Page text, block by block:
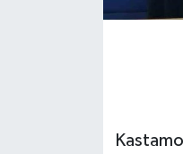
HABERDE İNSAN